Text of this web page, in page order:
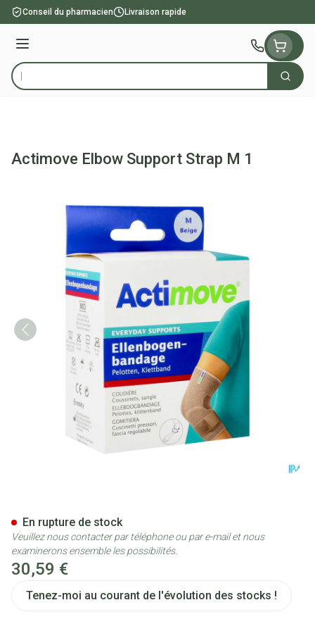
Aller au contenu
Conseil du pharmacien Livraison rapide
Menu
Rechercher
Actimove Elbow Support Strap M 1
30,59 €
Tenez-moi au courant de l'évolution des stocks !
En rupture de stock
Veuillez nous contacter par téléphone ou par e-mail et nous
examinerons ensemble les possibilités.